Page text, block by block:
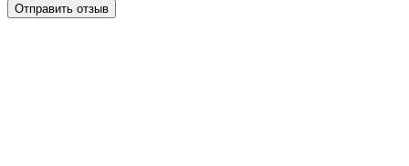
Отправить отзыв